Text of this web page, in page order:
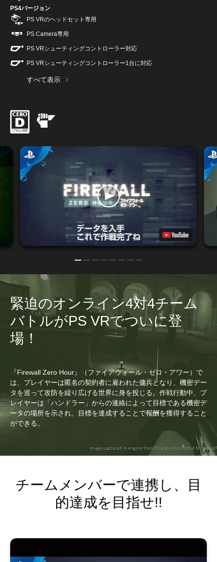
PS4バージョン
PS VRのヘッドセット専用
PS Camera専用
PS VRシューティングコントローラー対応
PS VRシューティングコントローラー1台に対応
すべて表示
緊迫のオンライン4対4チーム
バトルがPS VRでついに登
場！
『Firewall Zero Hour』（ファイアウォール・ゼロ・アワー）で
は、プレイヤーは匿名の契約者に雇われた傭兵となり、機密デー
タを巡って攻防を繰り広げる世界に身を投じる。作戦行動中、プ
レイヤーは「ハンドラー」からの連絡によって目標である機密デ
ータの場所を示され、目標を達成することで報酬を獲得すること
ができる。
チームメンバーで連携し、目
的達成を目指せ!!